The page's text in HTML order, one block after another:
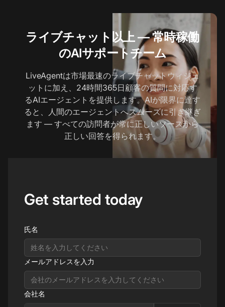
ライブチャット以上 — 常時稼働
のAIサポートチーム
LiveAgentは市場最速のライブチャットウィジェ
ットに加え、24時間365日顧客の質問に対応す
るAIエージェントを提供します。AIが限界に達す
ると、人間のエージェントへスムーズに引き継ぎ
ます — すべての訪問者が常に正しいソースから
正しい回答を得られます。
Get started today
氏名
メールアドレスを入力
会社名